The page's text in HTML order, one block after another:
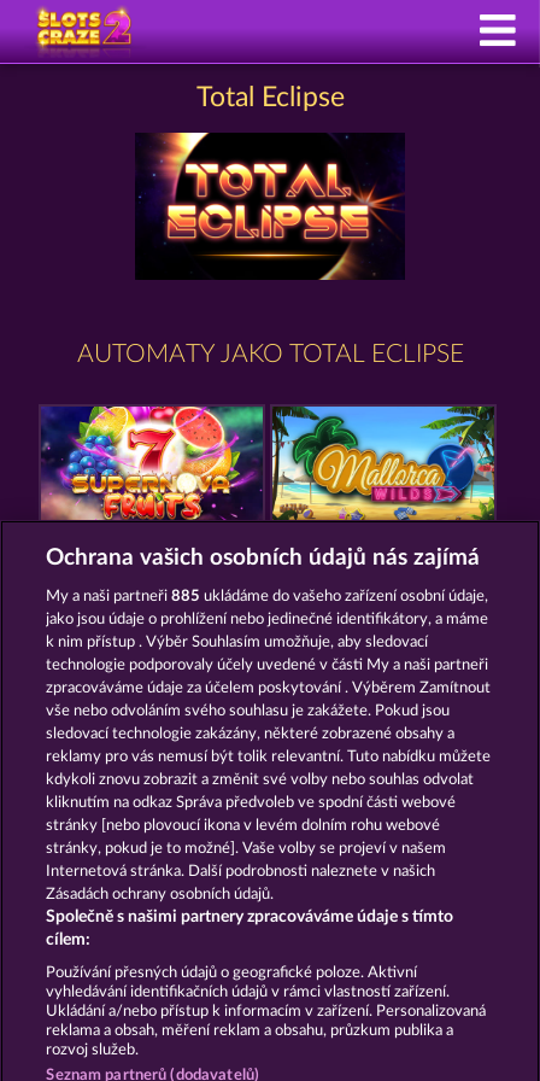
Total Eclipse
AUTOMATY JAKO TOTAL ECLIPSE
7 SUPERNOVA FRUITS NEW LIMITS MALLORCA WILDS
MIGHTY 40 3 GOLDEN CHERRIES
Podmínky Prohlášení o ochraně údajů
Kontakt Společnost Časté dotazy
Facebook
Podat Žádost o Odstoupení
Ochrana vašich osobních údajů nás zajímá
My a naši partneři885 ukládáme do vašeho zařízení osobní údaje,
jako jsou údaje o prohlížení nebo jedinečné identifikátory, a máme
k nim přístup . Výběr Souhlasím umožňuje, aby sledovací
technologie podporovaly účely uvedené v části My a naši partneři
zpracováváme údaje za účelem poskytování . Výběrem Zamítnout
vše nebo odvoláním svého souhlasu je zakážete. Pokud jsou
sledovací technologie zakázány, některé zobrazené obsahy a
reklamy pro vás nemusí být tolik relevantní. Tuto nabídku můžete
kdykoli znovu zobrazit a změnit své volby nebo souhlas odvolat
kliknutím na odkaz Správa předvoleb ve spodní části webové
stránky [nebo plovoucí ikona v levém dolním rohu webové
stránky, pokud je to možné]. Vaše volby se projeví v našem
Internetová stránka. Další podrobnosti naleznete v našich
Zásadách ochrany osobních údajů.
Společně s našimi partnery zpracováváme údaje s tímto
cílem:
Používání přesných údajů o geografické poloze. Aktivní
vyhledávání identifikačních údajů v rámci vlastností zařízení.
Ukládání a/nebo přístup k informacím v zařízení. Personalizovaná
reklama a obsah, měření reklam a obsahu, průzkum publika a
rozvoj služeb.
Seznam partnerů (dodavatelů)